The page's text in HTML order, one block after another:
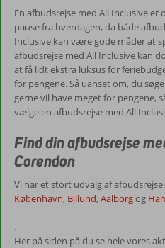
En afbudsrejse med All Inclusive er
pause fra hverdagen, da både
Inclusive kan være gode måder at
afbudsrejse med All Inclusive kan
at få lidt ekstra luksus for
for pengene. Så uanset om, du
gerne vil have meget for pengene,
vælge en afbudsrejse med All
Find din afbudsrejse
Corendon
Vi har et stort udvalg af
København, Billund, Aalborgog
.
Her på siden på du se hele vores